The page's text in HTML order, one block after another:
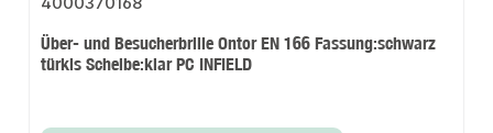
Über- und Besucherbrille Ontor EN 166 Fassung:schwarz
türkis Scheibe:klar PC INFIELD